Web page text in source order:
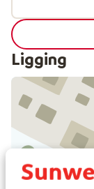
Ligging